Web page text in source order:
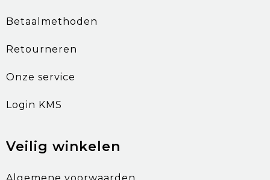
Betaalmethoden
Retourneren
Onze service
Login KMS
Veilig winkelen